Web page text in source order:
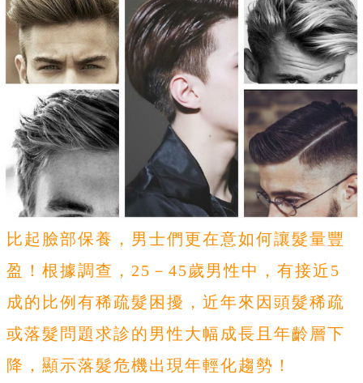
比起臉部保養，男士們更在意如何讓髮量豐
盈！根據調查，25－45歲男性中，有接近5
成的比例有稀疏髮困擾，近年來因頭髮稀疏
或落髮問題求診的男性大幅成長且年齡層下
降，顯示落髮危機出現年輕化趨勢！